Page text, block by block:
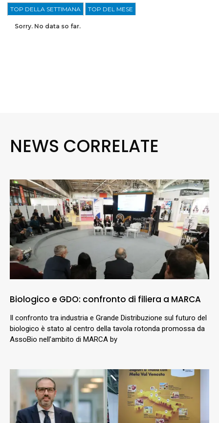
TOP DELLA SETTIMANA TOP DEL MESE
Sorry. No data so far.
NEWS CORRELATE
Biologico e GDO: confronto di filiera a MARCA
Il confronto tra industria e Grande Distribuzione sul futuro del
biologico è stato al centro della tavola rotonda promossa da
AssoBio nell’ambito di MARCA by